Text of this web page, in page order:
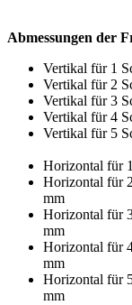
Abmessungen der
Vertikal für 1
Vertikal für 2
Vertikal für 3
Vertikal für 4
Vertikal für 5
Horizontal für
Horizontal für
mm
Horizontal für
mm
Horizontal für
mm
Horizontal für
mm